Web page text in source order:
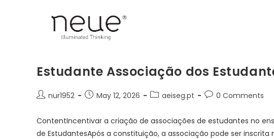
Estudante Associação dos
nur1952 May 12, 2026 aeiseg.pt 0 Comments
ContentIncentivar a criação de associações de estudantes no
de EstudantesApós a constituição, a associação pode ser inscrita